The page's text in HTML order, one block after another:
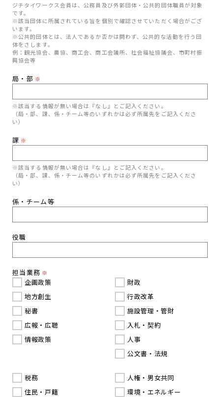
ジチタイワークス会員は、公務員及び外郭団体・公共的団体職員が対象
です。
※該当団体に所属されている旨を個別で確認させていただく場合がござ
います。
※公共的団体とは、法人であるか否かは問わず、公共的な活動を行う団
体をさします。
例：観光協会、農協、商工会、商工会議所、社会福祉協議会、市町村振
興協会等
局・部 ※
※該当する情報が無い場合は『なし』とご記入ください。
（局・部、課、係・チーム等のいずれかは必ず所属先をご記入くださ
い）
課 ※
※該当する情報が無い場合は『なし』とご記入ください。
（局・部、課、係・チーム等のいずれかは必ず所属先をご記入くださ
い）
係・チーム等
役職
担当業務 ※
企画政策
地方創生
秘書
広報・広聴
情報政策
財政
行政改革
施設管理・管財
入札・契約
人事
公文書・法規
税務
住民・戸籍
人権・男女共同
環境・エネルギー